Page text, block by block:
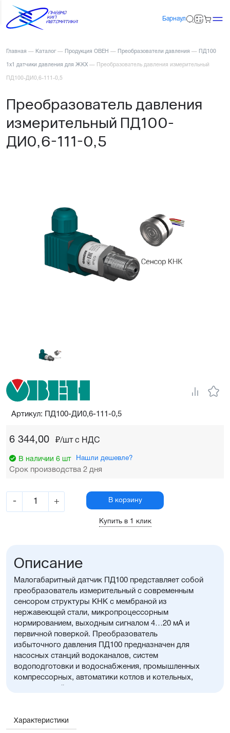
Барнаул
Главная — Каталог — Продукция ОВЕН — Преобразователи давления — ПД100
1х1 датчики давления для ЖКХ — Преобразователь давления измерительный
ПД100-ДИ0,6-111-0,5
Преобразователь давления
измерительный ПД100-
ДИ0,6-111-0,5
6 344,00 ₽/шт c НДС
В наличии 6 шт Нашли дешевле?
Срок производства 2 дня
- + В корзину
Купить в 1 клик
Артикул: ПД100-ДИ0,6-111-0,5
Описание
Малогабаритный датчик ПД100 представляет собой
преобразователь измерительный с современным
сенсором структуры КНК с мембраной из
нержавеющей стали, микропроцессорным
нормированием, выходным сигналом 4…20 мА и
первичной поверкой. Преобразователь
избыточного давления ПД100 предназначен для
насосных станций водоканалов, систем
водоподготовки и водоснабжения, промышленных
компрессорных, автоматики котлов и котельных,
Характеристики